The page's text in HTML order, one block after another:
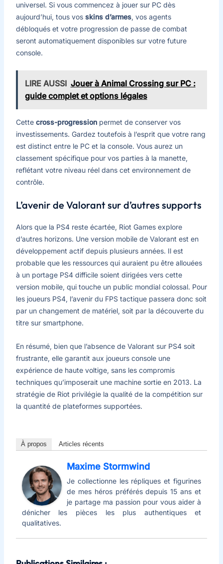
universel. Si vous commencez à jouer sur PC dès
aujourd’hui, tous vos skins d’armes, vos agents
débloqués et votre progression de passe de combat
seront automatiquement disponibles sur votre future
console.
LIRE AUSSI Jouer à Animal Crossing sur PC :
guide complet et options légales
Cette cross-progressionpermet de conserver vos
investissements. Gardez toutefois à l’esprit que votre rang
est distinct entre le PC et la console. Vous aurez un
classement spécifique pour vos parties à la manette,
reflétant votre niveau réel dans cet environnement de
contrôle.
L’avenir de Valorant sur d’autres supports
Alors que la PS4 reste écartée, Riot Games explore
d’autres horizons. Une version mobile de Valorant est en
développement actif depuis plusieurs années. Il est
probable que les ressources qui auraient pu être allouées
à un portage PS4 difficile soient dirigées vers cette
version mobile, qui touche un public mondial colossal. Pour
les joueurs PS4, l’avenir du FPS tactique passera donc soit
par un changement de matériel, soit par la découverte du
titre sur smartphone.
En résumé, bien que l’absence de Valorant sur PS4 soit
frustrante, elle garantit aux joueurs console une
expérience de haute voltige, sans les compromis
techniques qu’imposerait une machine sortie en 2013. La
stratégie de Riot privilégie la qualité de la compétition sur
la quantité de plateformes supportées.
À propos Articles récents
Maxime Stormwind
Je collectionne les répliques et figurines
de mes héros préférés depuis 15 ans et
je partage ma passion pour vous aider à
dénicher les pièces les plus authentiques et
qualitatives.